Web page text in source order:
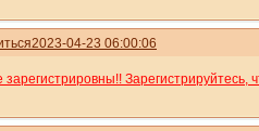
2023-04-23 06:00:06
зарегистрировны!! Зарегистрируйтесь,